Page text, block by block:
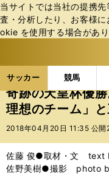
当サイトでは当社の提携
査・分析したり、お客様
okie を使⽤する場合があ
サッカー 競馬
ス
ポ
ル
バ
サッカーの記事一
奇跡の天皇杯優
理想のチーム」
2018年04月20日 11:35 公開
佐藤 俊●取材・文 text
佐野美樹●撮影 photo